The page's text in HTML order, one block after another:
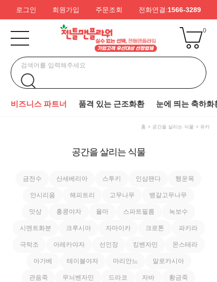
로그인 회원가입 주문조회 전화연결:1566-3289
0
비즈니스 파트너 품격 있는 근조화환 눈에 띄는 축하화
홈 공간을 살리는 식물 유카
공간을 살리는 식물
금전수 산세베리아 스투키 인삼팬다 행운목
안시리움 해피트리 고무나무 뱅갈고무나무
맛상 홍콩야자 율마 스파트필름 녹보수
시멘트화분 크루시아 자마이카 크로톤 파키라
극락조 아레카야자 선인장 킹벤자민 몬스테라
아가베 테이블야자 마리안느 알로카시아
관음죽 무늬벤자민 드라코 자바 황금죽